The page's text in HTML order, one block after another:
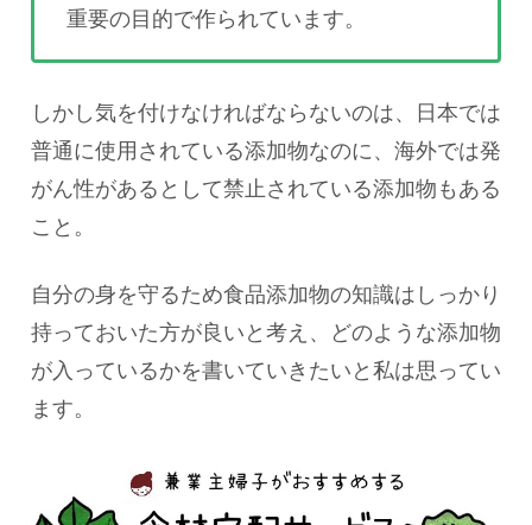
重要の目的で作られています。
しかし気を付けなければならないのは、日本では
普通に使用されている添加物なのに、海外では発
がん性があるとして禁止されている添加物もある
こと。
自分の身を守るため食品添加物の知識はしっかり
持っておいた方が良いと考え、どのような添加物
が入っているかを書いていきたいと私は思ってい
ます。